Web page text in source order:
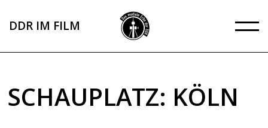
zum
DDR IM FILM
SCHAUPLATZ: KÖLN